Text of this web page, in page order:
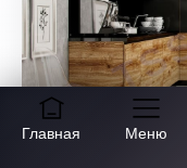
Главная Меню